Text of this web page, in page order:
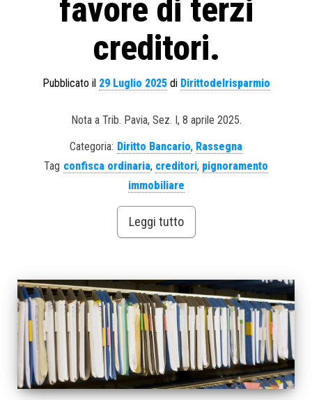
favore di terzi
creditori.
Pubblicato il 29 Luglio 2025di Dirittodelrisparmio
Nota a Trib. Pavia, Sez. I, 8 aprile 2025.
Categoria: Diritto Bancario, Rassegna
Tag confisca ordinaria, creditori, pignoramento
immobiliare
Leggi tutto